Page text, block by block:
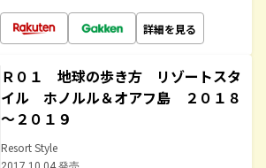
詳細を見る
Ｒ０１ 地球の歩き方 リゾートスタ
イル ホノルル＆オアフ島 ２０１８
～２０１９
Resort Style